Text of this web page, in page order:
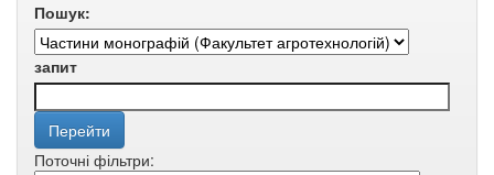
Пошук:
запит
Поточні фільтри: